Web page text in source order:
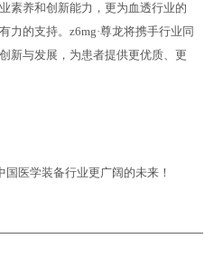
素养和创新能力，更为血透行业的
力的支持。z6mg·尊龙将携手行业同
新与发展，为患者提供更优质、更
国医学装备行业更广阔的未来！